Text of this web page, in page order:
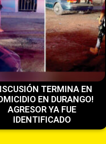
TERMINA EN
EN DURANGO!
AGRESOR YA FUE
IDENTIFICADO